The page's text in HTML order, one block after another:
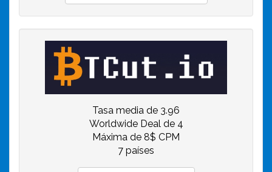
Tasa media de 3.96
Worldwide Deal de 4
Máxima de 8$ CPM
7 países